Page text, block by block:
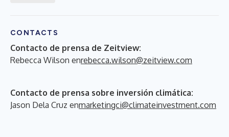
CONTACTS
Contacto de prensa de Zeitview:
Rebecca Wilson enrebecca.wilson@zeitview.com
Contacto de prensa sobre inversión climática:
Jason Dela Cruz enmarketingci@climateinvestment.com